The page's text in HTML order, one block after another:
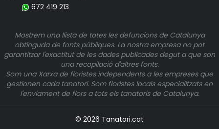
672 419 213
Mostrem una llista de totes les defuncions de Catalunya
obtinguda de fonts públiques. La nostra empresa no pot
garantitzar l'exactitut de les dades publicades degut a que son
una recopilació d'altres fonts.
Som una Xarxa de floristes independents a les empreses que
gestionen cada tanatori. Som floristes locals especialitzats en
l'enviament de flors a tots els tanatoris de Catalunya.
© 2026 Tanatori.cat